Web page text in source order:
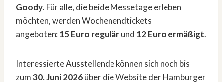
Goody. Für alle, die beide Messetage erleben
möchten, werden Wochenendtickets
angeboten: 15 Euro regulärund 12 Euro ermäßigt.
Interessierte Ausstellende können sich noch bis
zum30. Juni 2026über die Website der Hamburger